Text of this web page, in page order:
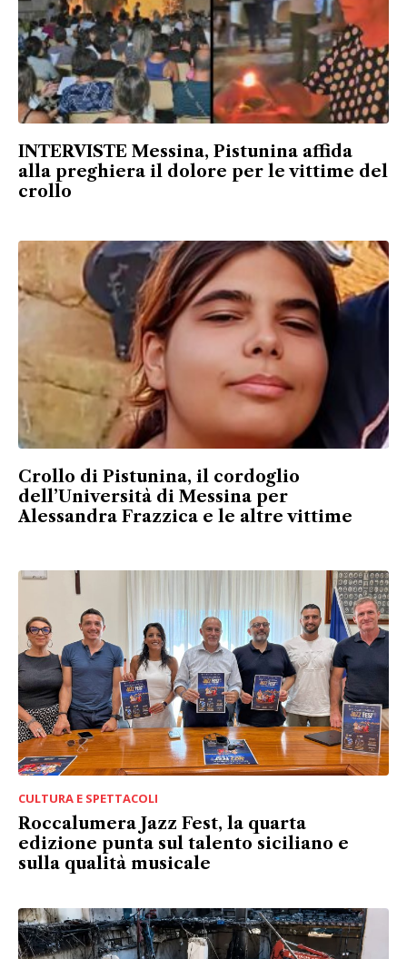
INTERVISTE Messina, Pistunina affida
alla preghiera il dolore per le vittime del
crollo
Crollo di Pistunina, il cordoglio
dell’Università di Messina per
Alessandra Frazzica e le altre vittime
CULTURA E SPETTACOLI
Roccalumera Jazz Fest, la quarta
edizione punta sul talento siciliano e
sulla qualità musicale